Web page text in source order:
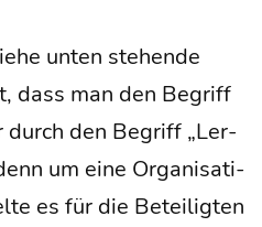
unten ste­hen­de
dass man den Begriff
durch den Begriff „Ler­
um eine Orga­ni­sa­ti­
es für die Betei­lig­ten